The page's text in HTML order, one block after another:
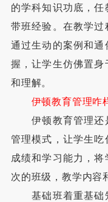
的学科知识功底，
带班经验。在教学过
通过生动的案例和
握，让学生仿佛置
和理解。
伊顿教育管理咋
伊顿教育管理还
管理模式，让学生
成绩和学习能力，
次的班级，教学内容
基础班着重基础